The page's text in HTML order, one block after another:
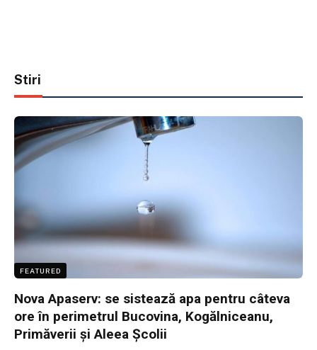
Stiri
FEATURED
Nova Apaserv: se sistează apa pentru câteva
ore în perimetrul Bucovina, Kogălniceanu,
Primăverii și Aleea Școlii